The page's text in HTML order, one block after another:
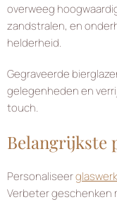
overweeg
zandstralen, en
helderheid.
Gegraveerde
gelegenheden en
touch.
Belangrijkste
Personaliseerglaswerk
Verbeter geschenken